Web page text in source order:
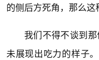
的侧后方死角，那么这
我们不得不谈到
未展现出吃力的样子